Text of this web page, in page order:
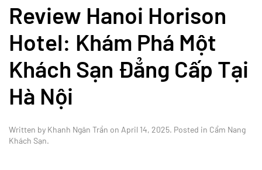
Review Hanoi Horison
Hotel: Khám Phá Một
Khách Sạn Đẳng Cấp Tại
Hà Nội
Written by Khanh Ngân Trần on April 14, 2025. Posted in Cẩm Nang
Khách Sạn.